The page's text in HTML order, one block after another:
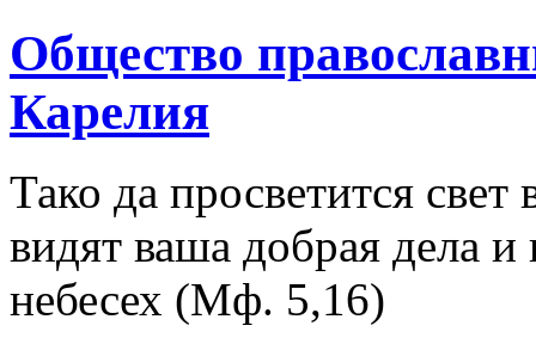
Общество
Карелия
Тако да просветится
видят ваша добрая дела
небесех (Мф. 5,16)